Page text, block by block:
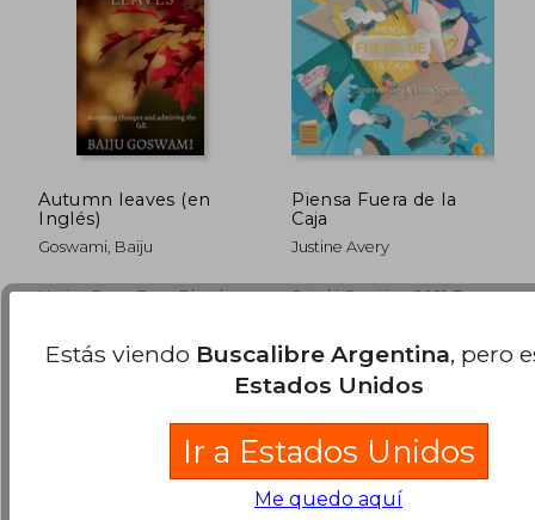
dcto. $ 51.225 dcto. $
Autumn leaves (en
Inglés)
Goswami, Baiju
Notion Press, Tapa Blanda,
Piensa Fuera de la
Caja
Justine Avery
Suteki Creative, 2021, Tapa
Estás viendo Buscalibre Argentina, pero
Estados Unidos
Ir a Estados Unidos
Me quedo aquí